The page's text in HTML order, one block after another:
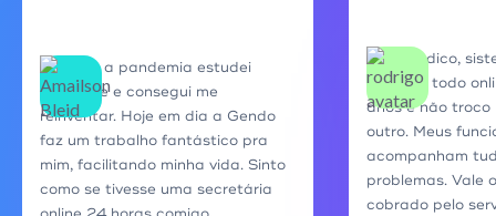
Durante a pandemia estudei
bastante e consegui me
reinventar. Hoje em dia a Gendo
faz um trabalho fantástico pra
mim, facilitando minha vida. Sinto
como se tivesse uma secretária
Super indico,
rápido e todo
anos e não troco
outro. Meus
acompanham
problemas. Vale
cobrado pelo